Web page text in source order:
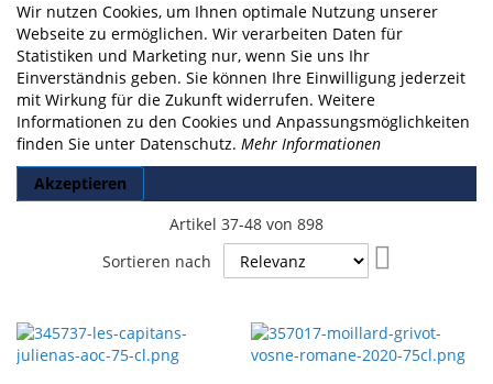
Wir nutzen Cookies, um Ihnen optimale Nutzung unserer
Webseite zu ermöglichen. Wir verarbeiten Daten für
Statistiken und Marketing nur, wenn Sie uns Ihr
Einverständnis geben. Sie können Ihre Einwilligung jederzeit
mit Wirkung für die Zukunft widerrufen. Weitere
Informationen zu den Cookies und Anpassungsmöglichkeiten
finden Sie unter Datenschutz. Mehr Informationen
Akzeptieren
Artikel 37-48 von 898
Sortieren nach